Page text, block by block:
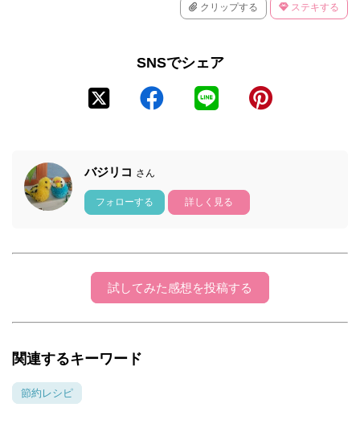
クリップする ステキする
SNSでシェア
バジリコ さん
フォローする 詳しく見る
試してみた感想を投稿する
関連するキーワード
節約レシピ